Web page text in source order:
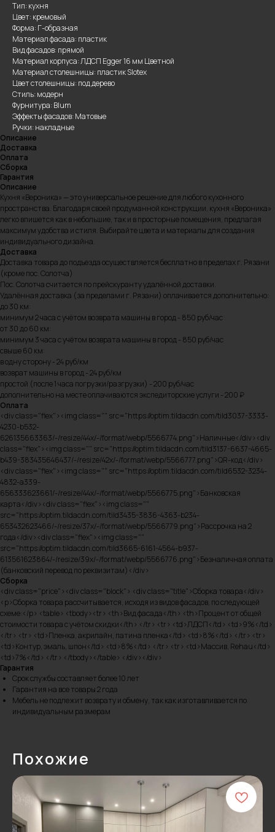
Тип: кухня
Цвет: кремовый
Форма: Г-образная
Материал фасада: пластик
Вид фасадов: прямой
Материал корпуса: ЛДСП Egger 16 мм Цветной
Материал столешницы: пластик Slotex
Цвет столешницы: под дерево
Стиль: модерн
Фурнитура: Blum
Эффекты фасадов: Матовые
Ручки: накладные
Описание
Доставка
Оплата
Сборка
Гарантия
Описание
Кухня «Вероника» — это универсальное решение для любого кухонного
пространства. Благодаря своей продуманной конструкции, кухня «Вероника»
легко впишется как в небольшие, так и в просторные помещения, предлагая
максимум удобства и стиля. Выбирайте цвета и материалы для создания
индивидуального дизайна.
Доставка
Доставка товара до подъезда осуществляется бесплатно в пределах г. Рязани
(кроме пос. Солотча)
Пос. Солотча считается по прейскуранту удалённой доставки.
Удалённая доставка (за пределами г. Рязани) оплачивается дополнительно:
до 30 км:
минимум 2 часа с учётом возврата машины в город - 850 руб/час
от 30 до 60 км:
минимум 3 часа с учётом возврата машины в город - 850 руб/час
свыше 60 км:
в одну сторону - 24 руб/км
возврат машины в город - 24 руб/км
простой (после 1 часа погрузки/разгрузки) - 200 руб/час
дополнительно на месте оплачиваются экспедиторские услуги - 200 ₽
Оплата
<div class="flex"><img class="" src="https://optim.tildacdn.com/tild3037-3333-
4230-b532-
626135663363/-/resize/44x/-/format/webp/5566774.png">Наличные</div><div
class="flex"><img class="" src="https://optim.tildacdn.com/tild3137-6637-4665-
b439-383435646437/-/resize/42x/-/format/webp/5566777.png">QR-код</div>
<div class="flex"><img class="" src="https://optim.tildacdn.com/tild6532-3234-
4832-a339-
656333623661/-/resize/44x/-/format/webp/5566775.png">Банковская
карта</div><div class="flex"><img class=""
src="https://optim.tildacdn.com/tild3435-3836-4363-b234-
653432623466/-/resize/37x/-/format/webp/5566779.png">Рассрочка на 2
года</div><div class="flex"><img class=""
src="https://optim.tildacdn.com/tild3665-6161-4564-b937-
613561623864/-/resize/39x/-/format/webp/5566776.png">Безналичная оплата
(банковский перевод по реквизитам)</div>
Сборка
<div class="price"><div class="block"> <div class="title">Сборка товара</div>
<p>Сборка товара рассчитывается, исходя из видов фасадов, по следующей
схеме:</p> <table> <tbody><tr> <th>Вид фасада</th> <th>Процент от общей
стоимости товара с учётом скидки</th> </tr> <tr> <td>ЛДСП</td> <td>9%</td>
</tr> <tr> <td>Пленка, акрилайн, патина пленка</td> <td>8%</td> </tr> <tr>
<td>Контур, эмаль, шпон</td> <td>8%</td> </tr> <tr> <td>Массив, Rehau</td>
<td>7%</td> </tr> </tbody></table> </div></div>
Гарантия
Срок службы составляет более 10 лет
Гарантия на все товары 2 года
Мебель не подлежит возврату и обмену, так как изготавливается по
индивидуальным размерам
Похожие